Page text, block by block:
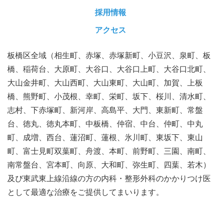
採用情報
アクセス
板橋区全域（相生町、赤塚、赤塚新町、小豆沢、泉町、板
橋、稲荷台、大原町、大谷口、大谷口上町、大谷口北町、
大山金井町、大山西町、大山東町、大山町、加賀、上板
橋、熊野町、小茂根、幸町、栄町、坂下、桜川、清水町、
志村、下赤塚町、新河岸、高島平、大門、東新町、常盤
台、徳丸、徳丸本町、中板橋、仲宿、中台、仲町、中丸
町、成増、西台、蓮沼町、蓮根、氷川町、東坂下、東山
町、富士見町双葉町、舟渡、本町、前野町、三園、南町、
南常盤台、宮本町、向原、大和町、弥生町、四葉、若木）
及び東武東上線沿線の方の内科・整形外科のかかりつけ医
として最適な治療をご提供してまいります。